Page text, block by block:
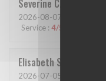
Severine C
2026-08-07
Service : 4/5
Elisabeth S
2026-07-05